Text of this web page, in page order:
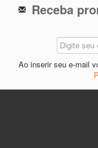
Receba
Ao inserir seu e-mail